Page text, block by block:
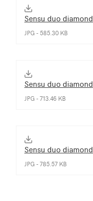
Sensu duo diamond
JPG - 585.30 KB
Sensu duo diamond
JPG - 713.46 KB
Sensu duo diamond
JPG - 785.57 KB